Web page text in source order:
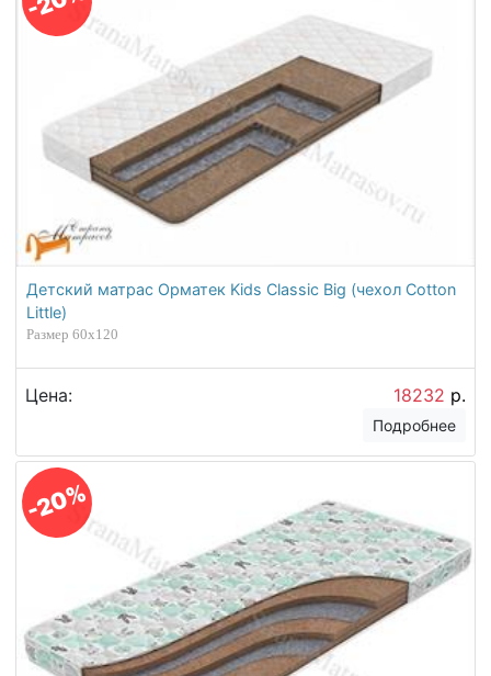
Детский матрас Орматек Kids Classic Big (чехол Cotton
Little)
Размер 60х120
Цена: 18232 р.
Подробнее
-20%